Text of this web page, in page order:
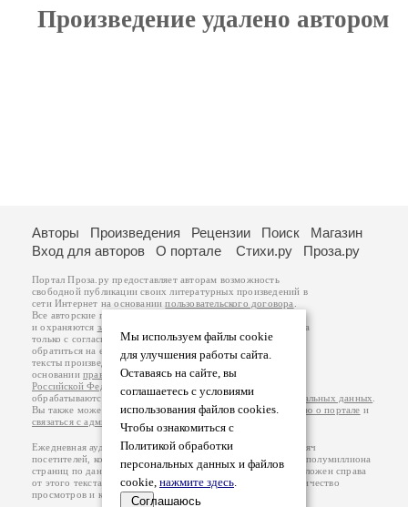
Произведение удалено автором
Мы используем файлы cookie
для улучшения работы сайта.
Оставаясь на сайте, вы
соглашаетесь с условиями
использования файлов cookies.
Чтобы ознакомиться с
Политикой обработки
персональных данных и файлов
cookie, нажмите здесь.
Соглашаюсь
Авторы Произведения Рецензии Поиск
Магазин
Вход для авторов
О портале Стихи.ру Проза.ру
Портал Проза.ру предоставляет авторам возможность
свободной публикации своих литературных произведений в
сети Интернет на основаниипользовательского договора
Все авторские права на произведения принадлежат авторам
и охраняются законом
. Перепечатка произведений возможна
только с согласия его автора, к которому вы можете
обратиться на его авторской странице. Ответственность за
тексты произведений авторы несут самостоятельно на
основанииправил публикацииизаконодательства
Российской Федерации
обрабатываются на основанииПолитики обработки персональных данных
Вы также можете посмотреть более подробнуюинформацию о портале и
связаться с администрацией
Ежедневная аудитория портала Проза.ру – порядка 100 тысяч
посетителей, которые в общей сумме просматривают более полумиллиона
страниц по данным счетчика посещаемости, который расположен справа
от этого текста. В каждой графе указано по две цифры: количество
просмотров и количество посетителей.